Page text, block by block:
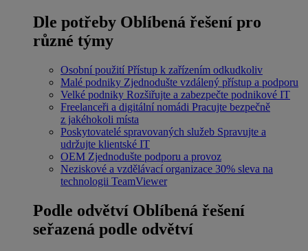
Dle potřeby Oblíbená řešení pro
různé týmy
Osobní použití Přístup k zařízením odkudkoliv
Malé podniky Zjednodušte vzdálený přístup a podporu
Velké podniky Rozšiřujte a zabezpečte podnikové IT
Freelanceři a digitální nomádi Pracujte bezpečně
z jakéhokoli místa
Poskytovatelé spravovaných služeb Spravujte a
udržujte klientské IT
OEM Zjednodušte podporu a provoz
Neziskové a vzdělávací organizace 30% sleva na
technologii TeamViewer
Podle odvětví Oblíbená řešení
seřazená podle odvětví